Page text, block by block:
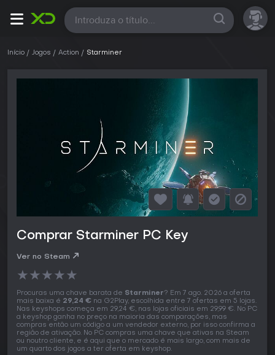
Todas
Início Jogos Action Starminer
Comprar Starminer PC Key
Ver no Steam
★★★★★
Procuras uma chave barata de Starminer? Em 7 ago. 2026 a oferta
mais baixa é 29,24 € na G2Play, escolhida entre 7 ofertas em 5 lojas.
Nas keyshops começa em 29,24 €, nas lojas oficiais em 29,99 €. No PC
a keyshop ganha no preço na maioria das comparações, mas
compras então um código a um vendedor externo, por isso confirma a
região de ativação. No PC compras uma chave que ativas na Steam
ou noutro cliente, e é aqui que o mercado é mais largo, com mais de
um quarto dos jogos a ter oferta em keyshop.